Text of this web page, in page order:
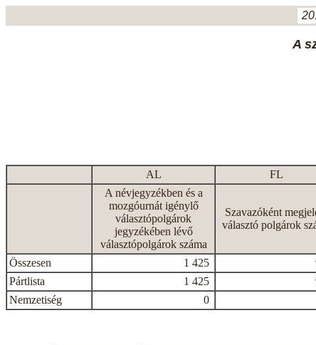
A
AL FL
A névjegyzékben és a
mozgóurnát igénylő
választópolgárok
jegyzékében lévő
választópolgárok száma
Szavazóként
választó polgárok
Összesen 1 425
Pártlista
1 425
Nemzetiség
0